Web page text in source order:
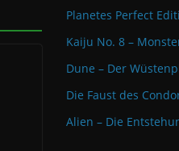
Planetes Perfect
Kaiju No. 8 –
Dune – Der
Die Faust des
Alien – Die